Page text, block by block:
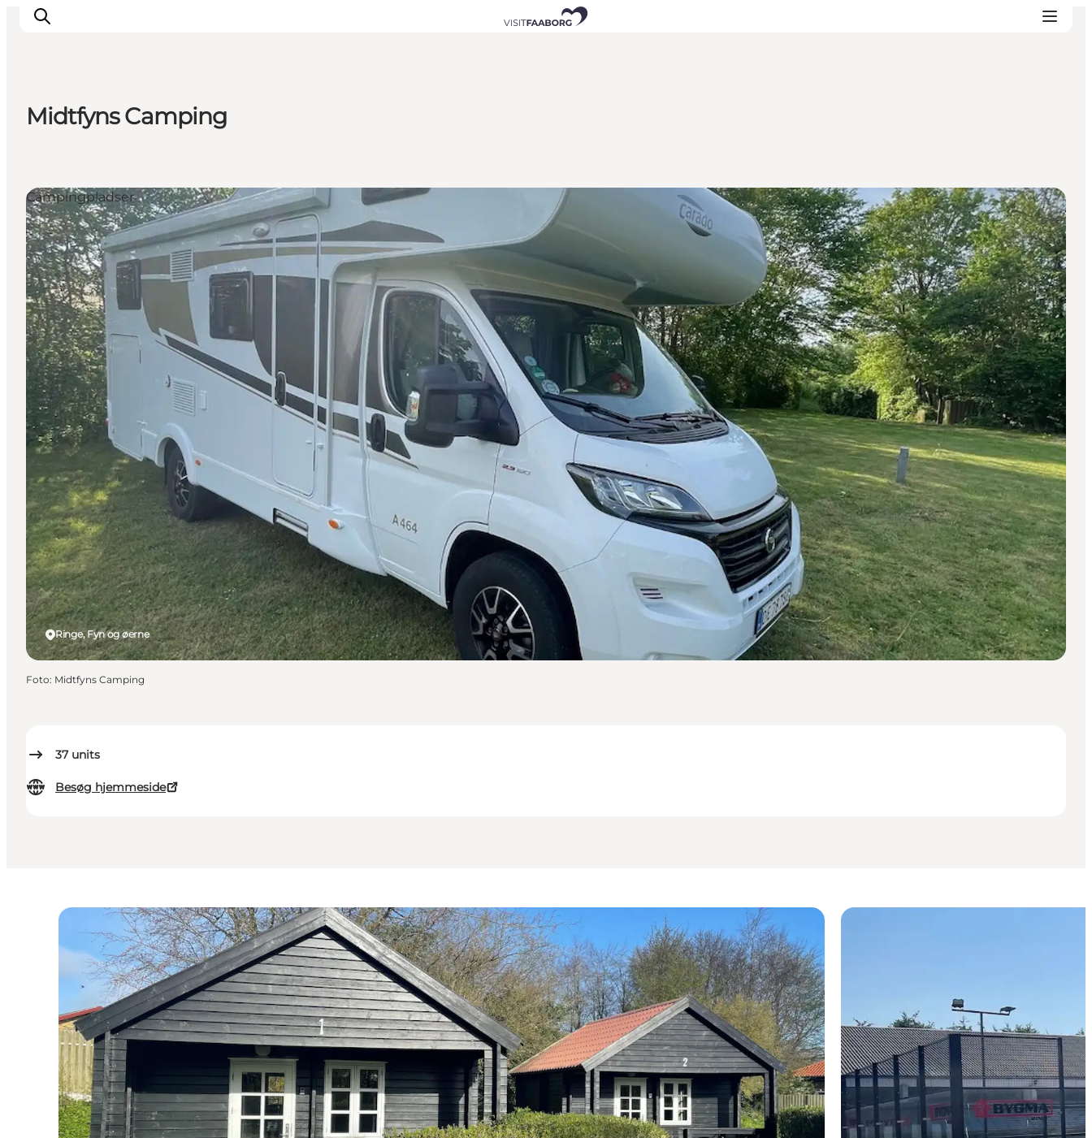
Oplevelser
Øhop
Outdoor
Det sker
Midtfyns Camping
37 units
Besøg hjemmeside
Ringe, Fyn og øerne
Campingpladser
Foto: Midtfyns Camping